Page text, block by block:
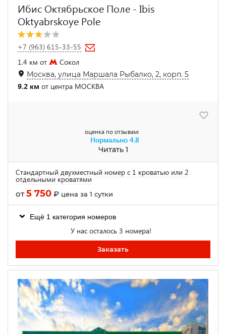
Ибис Октябрьское Поле - Ibis
Oktyabrskoye Pole
+7 (963) 615-33-55
1.4 км от
Сокол
Москва, улица Маршала Рыбалко, 2, корп. 5
9.2 км от центра МОСКВА
оценка по отзывам:
Нормально 4.8
Читать 1
Стандартный двухместный номер с 1 кроватью или 2
отдельными кроватями
от5 750 ₽ цена за 1 сутки
Ещё 1 категория номеров
У нас осталось 3 номера!
Заказать